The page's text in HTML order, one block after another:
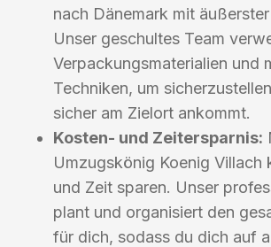
nach Dänemark mit
Unser geschultes Team
Verpackungsmaterialien und
Techniken, um
sicher am Zielort ankommt.
Kosten- und Zeitersparnis:
Umzugskönig Koenig Villach
und Zeit sparen. Unser
plant und organisiert den
für dich, sodass du dich auf